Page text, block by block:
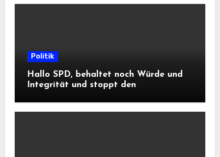
Politik
Hallo SPD, behaltet noch Würde und
Integrität und stoppt den
Informationsfreiheit!